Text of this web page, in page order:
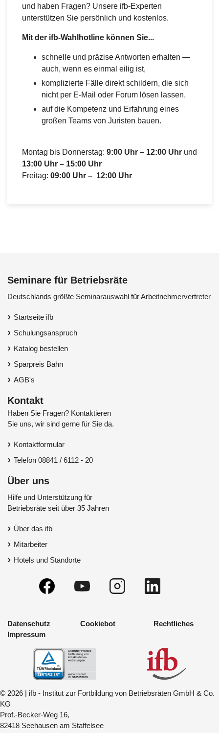
und haben Fragen? Unsere ifb-Experten
unterstützen Sie persönlich und kostenlos.
Mit der ifb-Wahlhotline können Sie...
schnelle und präzise Antworten erhalten —
auch, wenn es einmal eilig ist,
komplizierte Fälle direkt schildern, die sich
nicht per E-Mail oder Forum lösen lassen,
auf die Kompetenz und Erfahrung eines
großen Teams von Juristen bauen.
Montag bis Donnerstag: 9:00 Uhr – 12:00 Uhr und
13:00 Uhr – 15:00 Uhr
Freitag: 09:00 Uhr – 12:00 Uhr
Seminare für Betriebsräte
Deutschlands größte Seminarauswahl für Arbeitnehmervertreter
Startseite ifb
Schulungsanspruch
Katalog bestellen
Sparpreis Bahn
AGB's
Kontakt
Haben Sie Fragen? Kontaktieren
Sie uns, wir sind gerne für Sie da.
Kontaktformular
Telefon 08841 / 6112 - 20
Über uns
Hilfe und Unterstützung für
Betriebsräte seit über 35 Jahren
Über das ifb
Mitarbeiter
Hotels und Standorte
Datenschutz Cookiebot
Rechtliches
Impressum
© 2026 | ifb - Institut zur Fortbildung von Betriebsräten GmbH & Co.
KG
Prof.-Becker-Weg 16,
82418 Seehausen am Staffelsee